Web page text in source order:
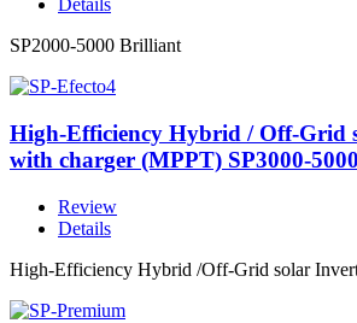
Details
SP2000-5000 Brilliant
High-Efficiency Hybrid / Off-Grid
with charger (MPPT) SP3000-
Review
Details
High-Efficiency Hybrid /Off-Grid solar